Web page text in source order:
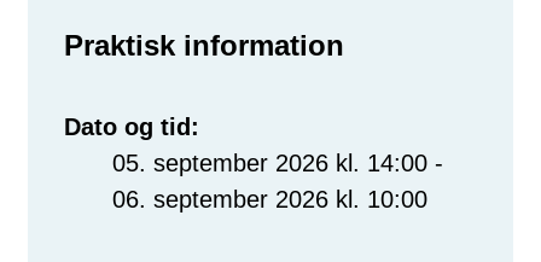
Praktisk information
Dato og tid:
05. september 2026 kl. 14:00 -
06. september 2026 kl. 10:00